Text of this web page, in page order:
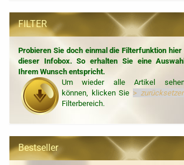
FILTER
Probieren Sie doch einmal die Filterfunktion hier
dieser Infobox. So erhalten Sie eine
Ihrem Wunsch entspricht.
Um wieder alle Artikel
können, klicken Sie >
Filterbereich.
Bestseller